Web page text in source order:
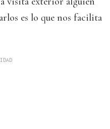
es lo que nos facilita